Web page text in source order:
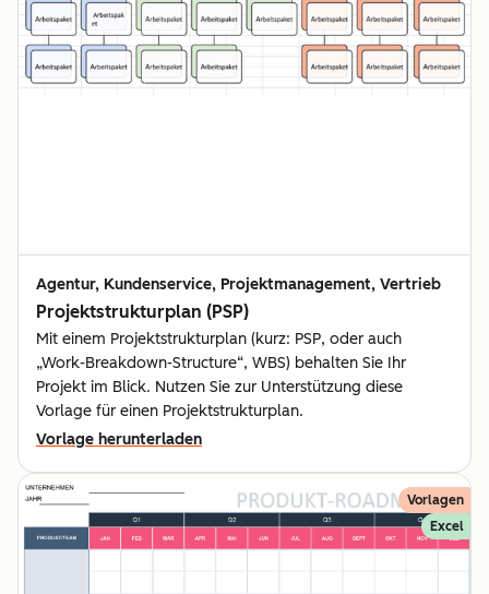
Agentur, Kundenservice, Projektmanagement, Vertrieb
Projektstrukturplan (PSP)
Mit einem Projektstrukturplan (kurz: PSP, oder auch
„Work-Breakdown-Structure“, WBS) behalten Sie Ihr
Projekt im Blick. Nutzen Sie zur Unterstützung diese
Vorlage für einen Projektstrukturplan.
Vorlage herunterladen
Vorlagen
Excel